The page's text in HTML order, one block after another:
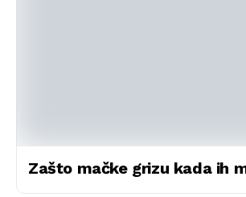
Zašto mačke grizu kada ih